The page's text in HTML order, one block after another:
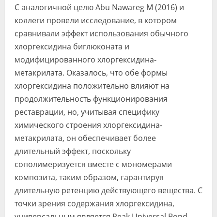
С аналогичной целю Abu Nawareg M (2016) и
коллеги провели исследование, в котором
сравнивали эффект использования обычного
хлоргексидина биглюконата и
модифицированного хлоргексидина-
метакрилата. Оказалось, что обе формы
хлоргексидина положительно влияют на
продолжительность функционирования
реставрации, но, учитывая специфику
химического строения хлоргексидина-
метакрилата, он обеспечивает более
длительный эффект, поскольку
сополимеризуется вместе с мономерами
композита, таким образом, гарантируя
длительную ретенцию действующего вещества. С
точки зрения содержания хлоргексидина,